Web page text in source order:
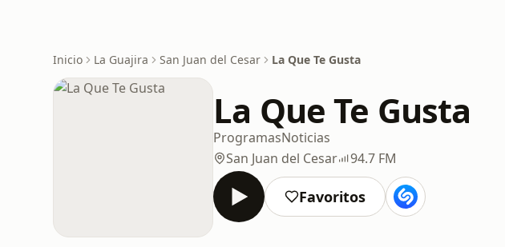
Inicio La Guajira San Juan del Cesar La Que Te Gusta
La Que Te Gusta
ProgramasNoticias
San Juan del Cesar
94.7 FM
Favoritos